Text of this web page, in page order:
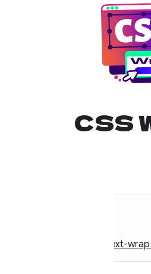
‫CSS
Text-